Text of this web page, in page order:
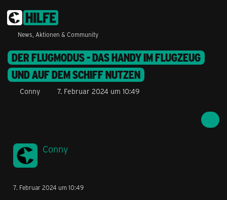
News, Aktionen & Community
DER FLUGMODUS - DAS HANDY IM FLUGZEUG
UND AUF DEM SCHIFF NUTZEN
Conny 7. Februar 2024 um 10:49
Conny
7. Februar 2024 um 10:49